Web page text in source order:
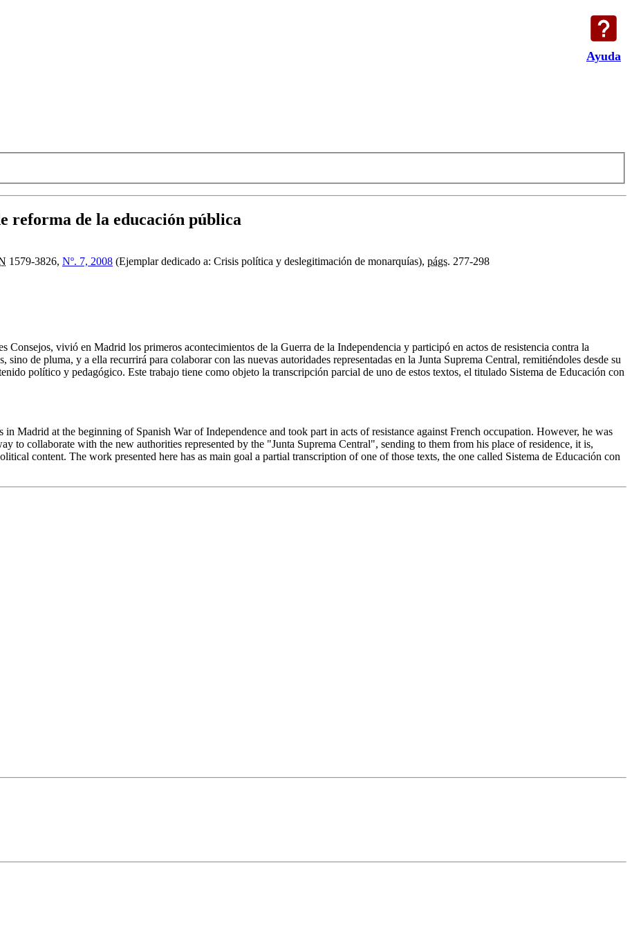
Ayuda
reforma de la educación pública
1579-3826, Nº. 7, 2008 (Ejemplar dedicado a: Crisis política y deslegitimación de monarquías), págs. 277-298
Consejos, vivió en Madrid los primeros acontecimientos de la Guerra de la Independencia y participó en actos de resistencia contra la
sino de pluma, y a ella recurrirá para colaborar con las nuevas autoridades representadas en la Junta Suprema Central, remitiéndoles desde su
político y pedagógico. Este trabajo tiene como objeto la transcripción parcial de uno de estos textos, el titulado Sistema de Educación con
Madrid at the beginning of Spanish War of Independence and took part in acts of resistance against French occupation. However, he was
to collaborate with the new authorities represented by the "Junta Suprema Central", sending to them from his place of residence, it is,
content. The work presented here has as main goal a partial transcription of one of those texts, the one called Sistema de Educación con